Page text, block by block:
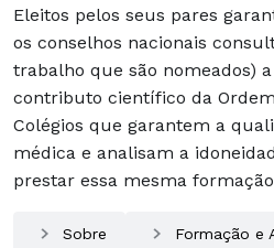
Eleitos pelos seus pares
os conselhos nacionais
trabalho que são nomeados)
contributo científico da
Colégios que garantem a
médica e analisam a
prestar essa mesma
Sobre Formação e